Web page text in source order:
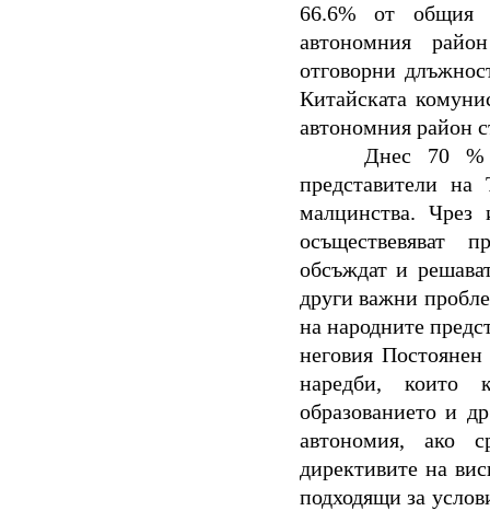
66.6% от общия
автономния
отговорни
Китайската
автономния район
Днес 70 %
представители
малцинства. Чрез
осъществевяват
обсъждат и
други важни
на народните
неговия
наредби, които
образованието и
автономия, ако
директивите на
подходящи за